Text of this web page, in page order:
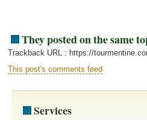
They posted on the same
Trackback URL : https://
This post's comments feed
Services